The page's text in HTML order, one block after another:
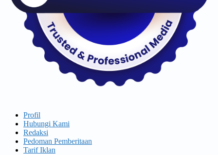
Profil
Hubungi Kami
Redaksi
Pedoman Pemberitaan
Tarif Iklan